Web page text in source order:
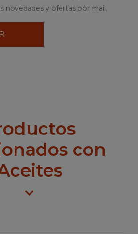
novedades y ofertas por mail.
con